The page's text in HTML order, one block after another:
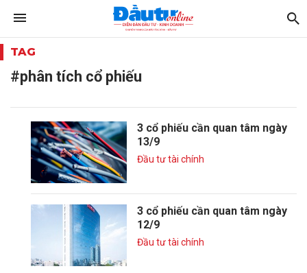
TAG
#phân tích cổ phiếu
3 cổ phiếu cần quan tâm ngày
13/9
Đầu tư tài chính
3 cổ phiếu cần quan tâm ngày
12/9
Đầu tư tài chính